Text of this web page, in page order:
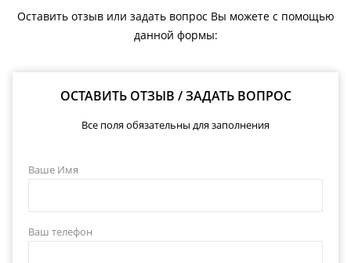
Оставить отзыв или задать вопрос Вы можете с помощью
данной формы:
ОСТАВИТЬ ОТЗЫВ / ЗАДАТЬ ВОПРОС
Все поля обязательны для заполнения
Ваше Имя
Ваш телефон